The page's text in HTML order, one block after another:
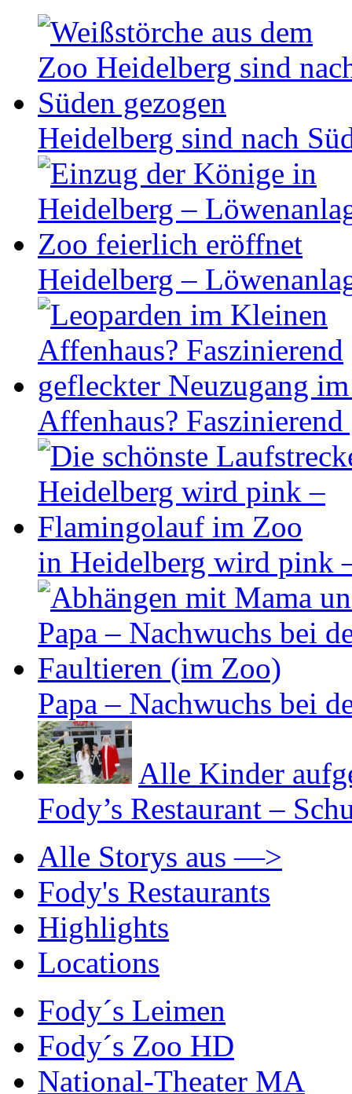
Heidelberg sind nach
Heidelberg –
Affenhaus?
in Heidelberg wird pink
Papa – Nachwuchs bei
Alle Kinder
Fody’s Restaurant –
Alle Storys aus —>
Fody's Restaurants
Highlights
Locations
Fody´s Leimen
Fody´s Zoo HD
National-Theater MA